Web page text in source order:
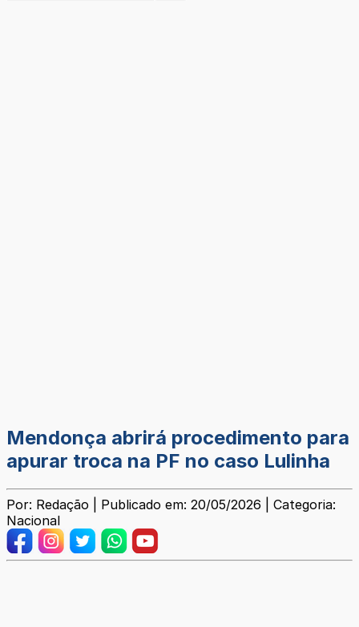
Mendonça abrirá procedimento para
apurar troca na PF no caso Lulinha
Por: Redação | Publicado em: 20/05/2026 | Categoria:
Nacional